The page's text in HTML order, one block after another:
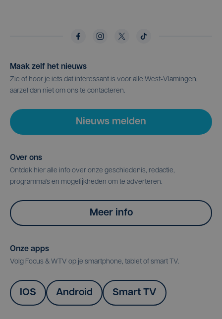
Maak zelf het nieuws
Zie of hoor je iets dat interessant is voor alle West-Vlamingen,
aarzel dan niet om ons te contacteren.
Nieuws melden
Over ons
Ontdek hier alle info over onze geschiedenis, redactie,
programma's en mogelijkheden om te adverteren.
Meer info
Onze apps
Volg Focus & WTV op je smartphone, tablet of smart TV.
IOS Android Smart TV